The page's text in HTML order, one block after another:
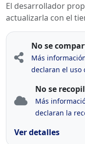
El desarrollador
actualizarla con el
No se
Más
declaran el uso
No se
Más
declaran la
Ver detalles